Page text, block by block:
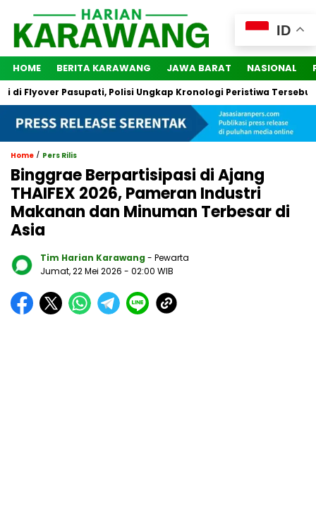
HOME BERITA KARAWANG JAWA BARAT NASIONAL
Pasupati, Polisi Ungkap Kronologi Peristiwa Tersebut
Home / Pers Rilis
Binggrae Berpartisipasi di Ajang
THAIFEX 2026, Pameran Industri
Makanan dan Minuman Terbesar di
Asia
Tim Harian Karawang - Pewarta
Jumat, 22 Mei 2026 - 02:00 WIB
ID